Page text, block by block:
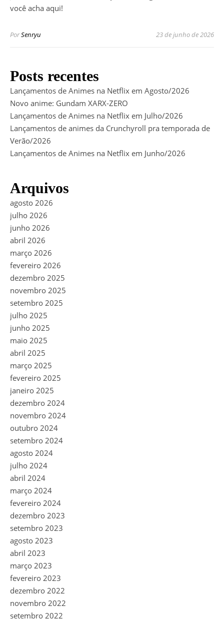
você acha aqui!
PorSenryu 23 de junho de 2026
Posts recentes
Lançamentos de Animes na Netflix em Agosto/2026
Novo anime: Gundam XARX-ZERO
Lançamentos de Animes na Netflix em Julho/2026
Lançamentos de animes da Crunchyroll pra temporada de
Verão/2026
Lançamentos de Animes na Netflix em Junho/2026
Arquivos
agosto 2026
julho 2026
junho 2026
abril 2026
março 2026
fevereiro 2026
dezembro 2025
novembro 2025
setembro 2025
julho 2025
junho 2025
maio 2025
abril 2025
março 2025
fevereiro 2025
janeiro 2025
dezembro 2024
novembro 2024
outubro 2024
setembro 2024
agosto 2024
julho 2024
abril 2024
março 2024
fevereiro 2024
dezembro 2023
setembro 2023
agosto 2023
abril 2023
março 2023
fevereiro 2023
dezembro 2022
novembro 2022
setembro 2022